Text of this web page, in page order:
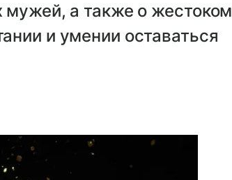
мужей, а также о жестоком
и умении оставаться